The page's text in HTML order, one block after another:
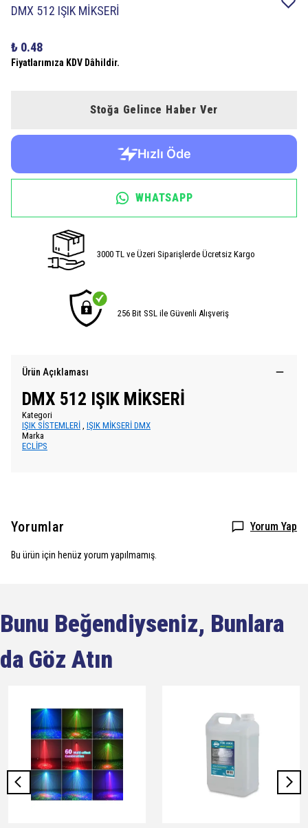
DMX 512 IŞIK MİKSERİ
₺ 0.48
Fiyatlarımıza KDV Dâhildir.
Stoğa Gelince Haber Ver
WHATSAPP
3000 TL ve Üzeri Siparişlerde Ücretsiz Kargo
256 Bit SSL ile Güvenli Alışveriş
Ürün Açıklaması
DMX 512 IŞIK MİKSERİ
Kategori
IŞIK SİSTEMLERİ , IŞIK MİKSERİ DMX
Marka
ECLİPS
Yorumlar Yorum Yap
Bu ürün için henüz yorum yapılmamış.
Bunu Beğendiyseniz, Bunlara
da Göz Atın